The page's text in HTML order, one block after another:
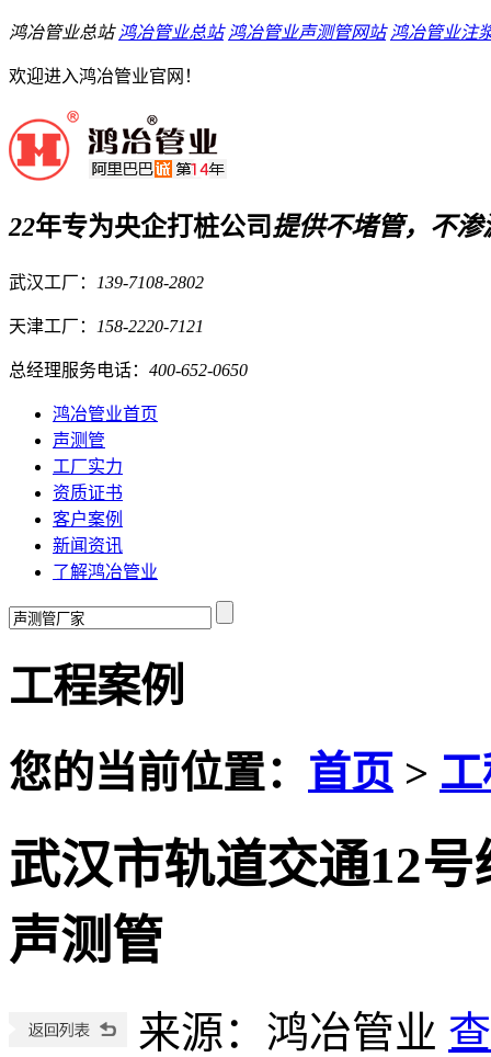
鸿冶管业总站 鸿冶管业总站 鸿冶管业声测管网站 鸿冶管业注
欢迎进入鸿冶管业官网！
22年专为央企打桩公司 提供不堵管，不渗
武汉工厂： 139-7108-2802
天津工厂： 158-2220-7121
总经理服务电话： 400-652-0650
鸿冶管业首页
声测管
工厂实力
资质证书
客户案例
新闻资讯
了解鸿冶管业
工程案例
您的当前位置： 首页 >
武汉市轨道交通12
声测管
来源：鸿冶管业